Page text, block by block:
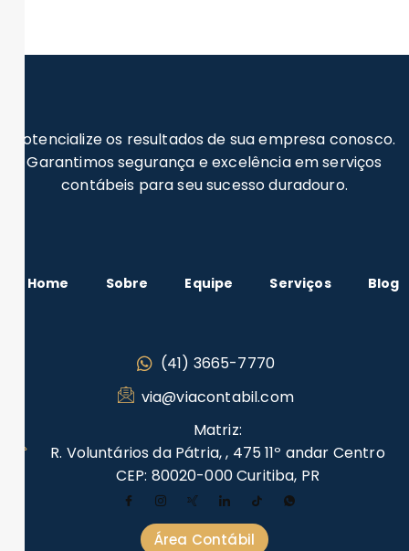
Potencialize os resultados de sua empresa conosco.
Garantimos segurança e excelência em serviços
contábeis para seu sucesso duradouro.
Home Sobre Equipe Serviços Blog
(41) 3665-7770
via@viacontabil.com
Matriz:
R. Voluntários da Pátria, , 475 11º andar Centro
CEP: 80020-000 Curitiba, PR
Área Contábil